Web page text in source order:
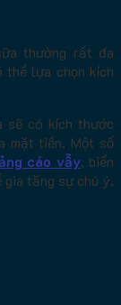
thường rất đa
thể lựa chọn kích
sẽ có kích thước
mặt tiền. Một số
cáo vẫy, biển
gia tăng sự chú ý,